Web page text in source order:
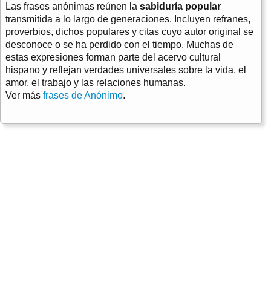
Las frases anónimas reúnen la sabiduría popular
transmitida a lo largo de generaciones. Incluyen refranes,
proverbios, dichos populares y citas cuyo autor original se
desconoce o se ha perdido con el tiempo. Muchas de
estas expresiones forman parte del acervo cultural
hispano y reflejan verdades universales sobre la vida, el
amor, el trabajo y las relaciones humanas.
Ver más frases de Anónimo.